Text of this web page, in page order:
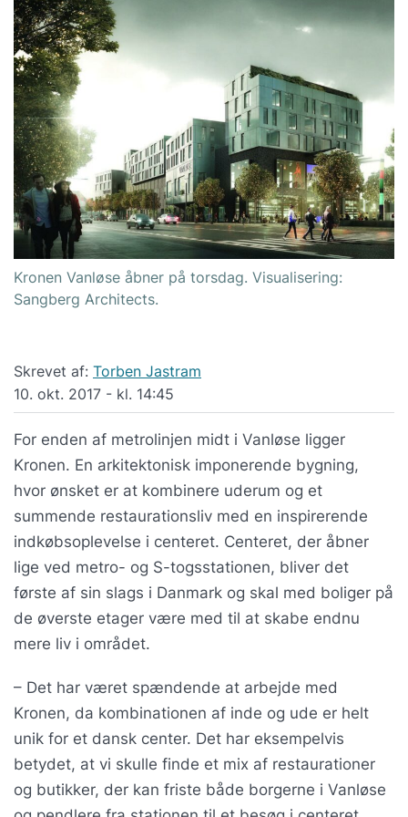
Kronen Vanløse åbner på torsdag. Visualisering:
Sangberg Architects.
Skrevet af: Torben Jastram
10. okt. 2017 - kl. 14:45
For enden af metrolinjen midt i Vanløse ligger
Kronen. En arkitektonisk imponerende bygning,
hvor ønsket er at kombinere uderum og et
summende restaurationsliv med en inspirerende
indkøbsoplevelse i centeret. Centeret, der åbner
lige ved metro- og S-togsstationen, bliver det
første af sin slags i Danmark og skal med boliger på
de øverste etager være med til at skabe endnu
mere liv i området.
– Det har været spændende at arbejde med
Kronen, da kombinationen af inde og ude er helt
unik for et dansk center. Det har eksempelvis
betydet, at vi skulle finde et mix af restaurationer
og butikker, der kan friste både borgerne i Vanløse